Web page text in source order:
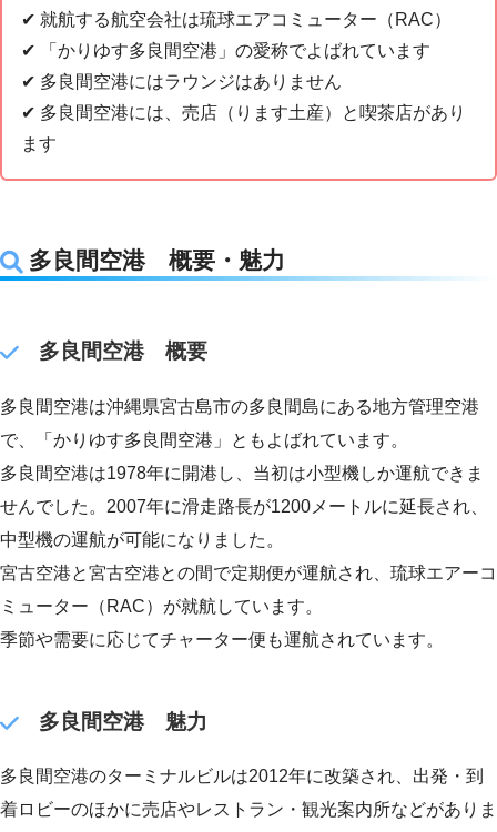
✔︎ 就航する航空会社は琉球エアコミューター（RAC）
✔︎ 「かりゆす多良間空港」の愛称でよばれています
✔︎ 多良間空港にはラウンジはありません
✔︎ 多良間空港には、売店（ります土産）と喫茶店があり
ます
多良間空港 概要・魅力
多良間空港 概要
多良間空港は沖縄県宮古島市の多良間島にある地方管理空港
で、「かりゆす多良間空港」ともよばれています。
多良間空港は1978年に開港し、当初は小型機しか運航できま
せんでした。2007年に滑走路長が1200メートルに延長され、
中型機の運航が可能になりました。
宮古空港と宮古空港との間で定期便が運航され、琉球エアーコ
ミューター（RAC）が就航しています。
季節や需要に応じてチャーター便も運航されています。
多良間空港 魅力
多良間空港のターミナルビルは2012年に改築され、出発・到
着ロビーのほかに売店やレストラン・観光案内所などがありま